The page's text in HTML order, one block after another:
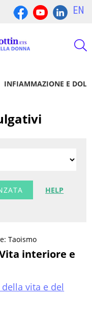
EN
INFIAMMAZIONE E
HELP
Taoismo
interiore e
vita e del